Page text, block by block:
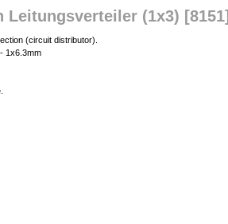
Leitungsverteiler (1x3) [8151]
(circuit distributor).
1x6.3mm